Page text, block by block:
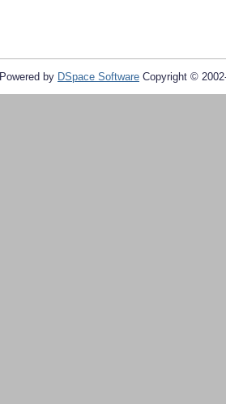
Powered by DSpace Software Copyright ©